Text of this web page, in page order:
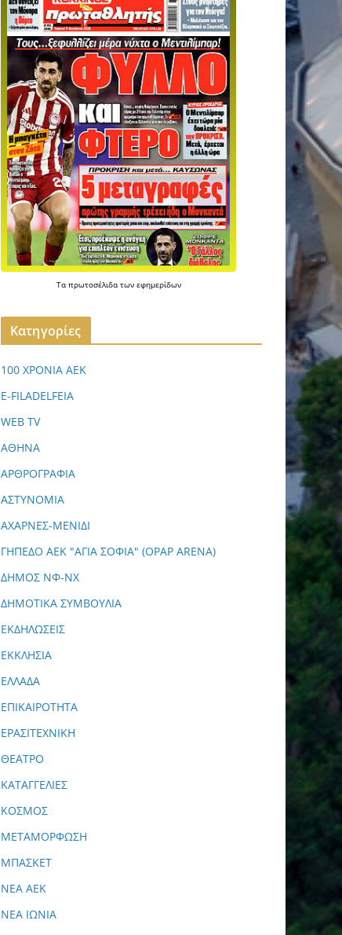
Τα πρωτοσέλιδα των εφημερίδων
Kατηγορίες
100 ΧΡΟΝΙΑ ΑΕΚ
E-FILADELFEIA
WEB TV
ΑΘΗΝΑ
ΑΡΘΡΟΓΡΑΦΙΑ
ΑΣΤΥΝΟΜΙΑ
ΑΧΑΡΝΕΣ-ΜΕΝΙΔΙ
ΓΗΠΕΔΟ ΑΕΚ "ΑΓΙΑ ΣΟΦΙΑ" (OPAP ARENA)
ΔΗΜΟΣ ΝΦ-ΝΧ
ΔΗΜΟΤΙΚΑ ΣΥΜΒΟΥΛΙΑ
ΕΚΔΗΛΩΣΕΙΣ
ΕΚΚΛΗΣΙΑ
ΕΛΛΑΔΑ
ΕΠΙΚΑΙΡΟΤΗΤΑ
ΕΡΑΣΙΤΕΧΝΙΚΗ
ΘΕΑΤΡΟ
ΚΑΤΑΓΓΕΛΙΕΣ
ΚΟΣΜΟΣ
ΜΕΤΑΜΟΡΦΩΣΗ
ΜΠΑΣΚΕΤ
ΝΕΑ ΑΕΚ
ΝΕΑ ΙΩΝΙΑ